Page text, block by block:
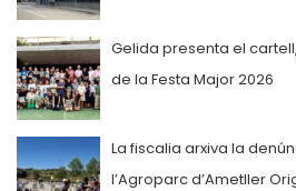
Gelida presenta el
de la Festa Major 2026
La fiscalia arxiva la
l’Agroparc d’Ametller